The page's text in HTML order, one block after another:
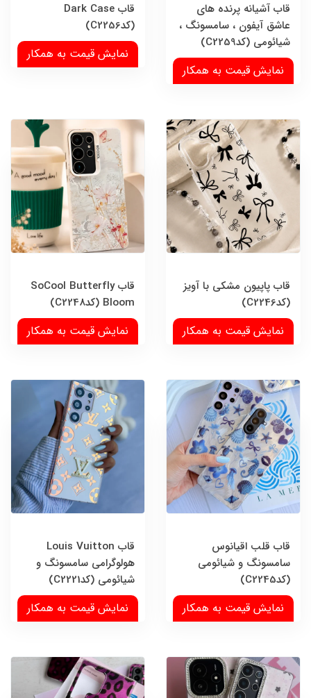
قاب آشیانه پرنده های
عاشق آیفون ، سامسونگ ،
شیائومی (کدC2259)
نمایش قیمت به همکار
قاب Dark Case
(کدC2256)
نمایش قیمت به همکار
قاب پاپیون مشکی با آویز
(کدC2246)
نمایش قیمت به همکار
قاب SoCool Butterfly
Bloom (کدC2248)
نمایش قیمت به همکار
قاب قلب اقیانوس
سامسونگ و شیائومی
(کدC2245)
نمایش قیمت به همکار
قاب Louis Vuitton
هولوگرامی سامسونگ و
شیائومی (کدC2221)
نمایش قیمت به همکار